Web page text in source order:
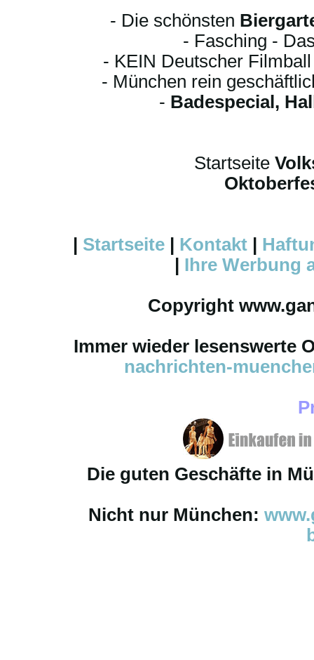
- Die schönsten
- Fasching -
- KEIN Deutscher
- München rein
- Badespecial,
Startseite
Startseite Kontakt
Ihre Werbung
Copyright
Immer wieder lesenswerte
nachrichten-
Die guten Geschäfte in
Nicht nur München: